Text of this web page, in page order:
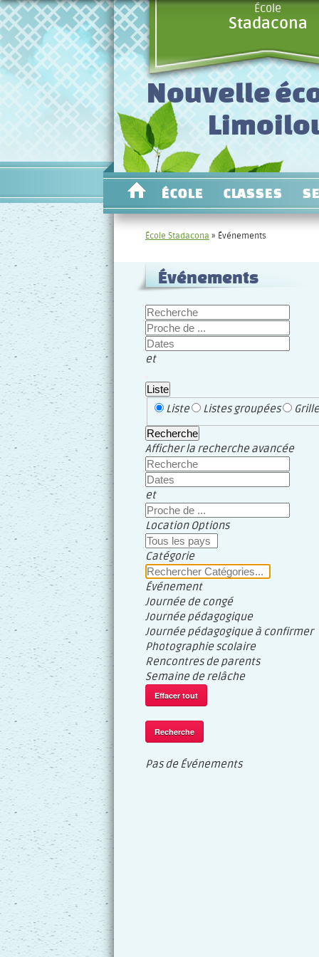
École
Stadacona
Nouvelle
ÉCOLE CLASSES
École Stadacona » Événements
Événements
Recherche
Proche
de
...
Dates
et
Liste
Type
d’affichage
des
résultats
de
la
recherche
Liste Listes groupées
Recherche
Afficher la recherche avancée
Recherche
Dates
et
Proche
de
...
Location Options
Pays
Catégorie
Catégorie
Événement
Journée de congé
Journée pédagogique
Journée pédagogique à confirmer
Photographie scolaire
Rencontres de parents
Semaine de relâche
Effacer tout
Recherche
Pas de Événements